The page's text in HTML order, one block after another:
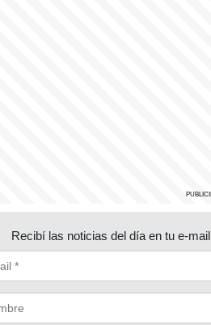
Recibí las noticias del día en tu e-mail